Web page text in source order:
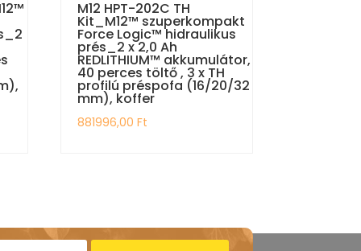
M12 HPT-202C TH
Kit_M12™ szuperkompakt
Force Logic™ hidraulikus
prés_2 x 2,0 Ah
REDLITHIUM™ akkumulátor,
40 perces töltő , 3 x TH
profilú préspofa (16/20/32
mm), koffer
881996,00Ft